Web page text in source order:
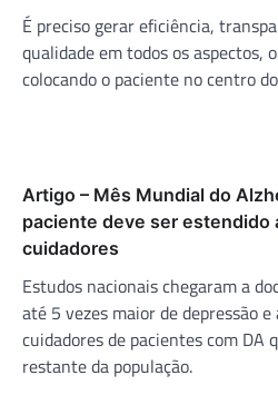
É preciso gerar eficiência,
qualidade em todos os aspectos,
colocando o paciente no centro
Artigo – Mês Mundial do
paciente deve ser estendido
cuidadores
Estudos nacionais chegaram a
até 5 vezes maior de depressão
cuidadores de pacientes com DA
restante da população.